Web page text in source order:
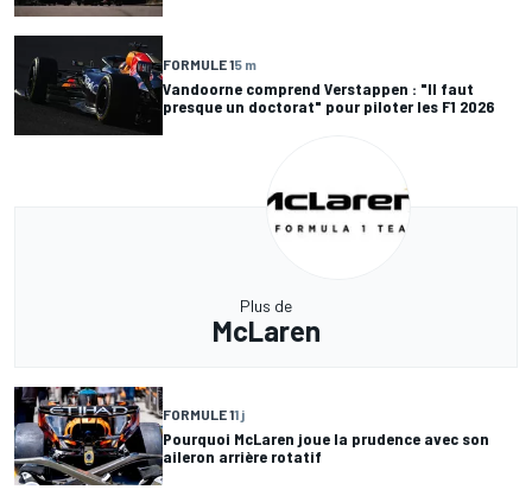
FORMULE 15 m
Vandoorne comprend Verstappen : "Il faut
presque un doctorat" pour piloter les F1 2026
Plus de
McLaren
FORMULE 11 j
Pourquoi McLaren joue la prudence avec son
aileron arrière rotatif